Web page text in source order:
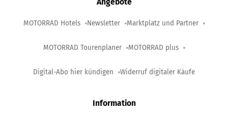
MOTORRAD Hotels Newsletter Marktplatz und Partner
MOTORRAD Tourenplaner MOTORRAD plus
Digital-Abo hier kündigen Widerruf digitaler Käufe
Information